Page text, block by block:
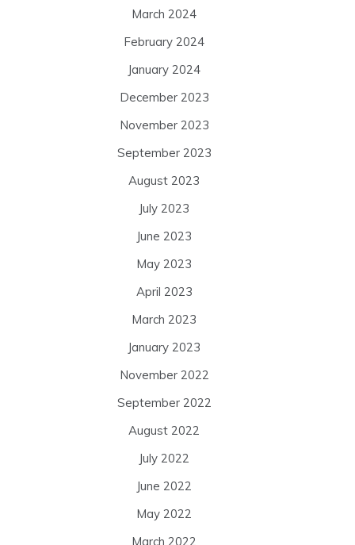
March 2024
February 2024
January 2024
December 2023
November 2023
September 2023
August 2023
July 2023
June 2023
May 2023
April 2023
March 2023
January 2023
November 2022
September 2022
August 2022
July 2022
June 2022
May 2022
March 2022